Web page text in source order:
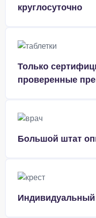
круглосуточно
Только
проверенные
Большой штат